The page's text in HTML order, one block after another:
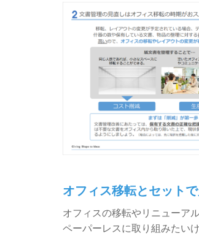
オフィス移転とセット
オフィスの移転やリニューア
ペーパーレスに取り組みたい